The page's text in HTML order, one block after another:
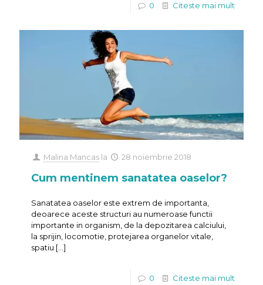
0 Citeste mai mult
Malina Mancas la 28 noiembrie 2018
Cum mentinem sanatatea oaselor?
Sanatatea oaselor este extrem de importanta,
deoarece aceste structuri au numeroase functii
importante in organism, de la depozitarea calciului,
la sprijin, locomotie, protejarea organelor vitale,
spatiu […]
0 Citeste mai mult